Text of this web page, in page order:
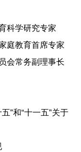
科学研究专家
庭教育首席专家
会常务副理事长
”和“十一五”关于